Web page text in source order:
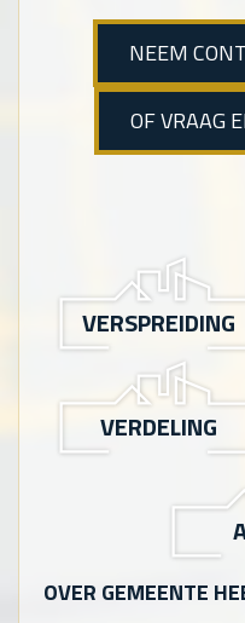
NEEM
OF VRAAG
VERSPREIDING
VERDELING
OVER GEMEENTE